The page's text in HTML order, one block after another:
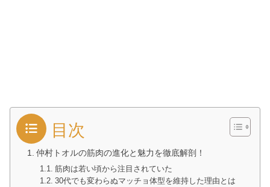
目次
仲村トオルの筋肉の進化と魅力を徹底解剖！
筋肉は若い頃から注目されていた
30代でも変わらぬマッチョ体型を維持した理由とは